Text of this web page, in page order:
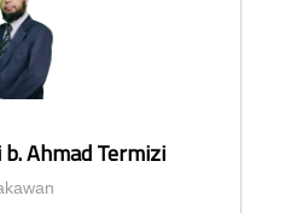
Ahmad Termizi